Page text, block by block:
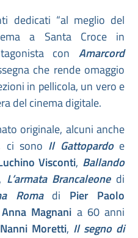
dedicati “al meglio del
a Santa Croce in
con Amarcord
che rende omaggio
in pellicola, un vero e
del cinema digitale.
originale, alcuni anche
ci sono Il Gattopardoe
Visconti, Ballando
, L’armata Brancaleonedi
Romadi Pier Paolo
Anna Magnani a 60 anni
Nanni Moretti, Il segno di